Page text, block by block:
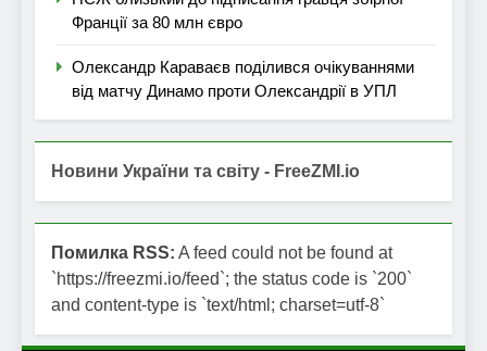
Франції за 80 млн євро
Олександр Караваєв поділився очікуваннями
від матчу Динамо проти Олександрії в УПЛ
Новини України та світу - FreeZMI.io
Помилка RSS: A feed could not be found at
`https://freezmi.io/feed`; the status code is `200`
and content-type is `text/html; charset=utf-8`